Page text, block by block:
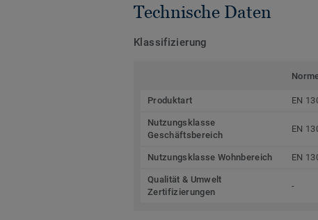
Technische Daten
Klassifizierung
Produktart EN
Nutzungsklasse
Geschäftsbereich
EN
Nutzungsklasse Wohnbereich EN
Qualität & Umwelt
Zertifizierungen
-